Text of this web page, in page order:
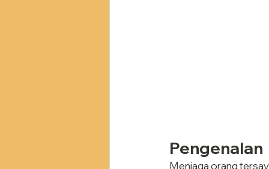
Pengenalan
Menjaga orang